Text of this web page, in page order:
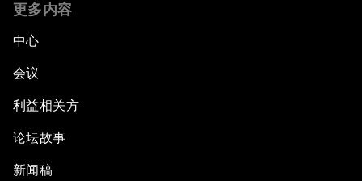
更多内容
中心
会议
利益相关方
论坛故事
新闻稿